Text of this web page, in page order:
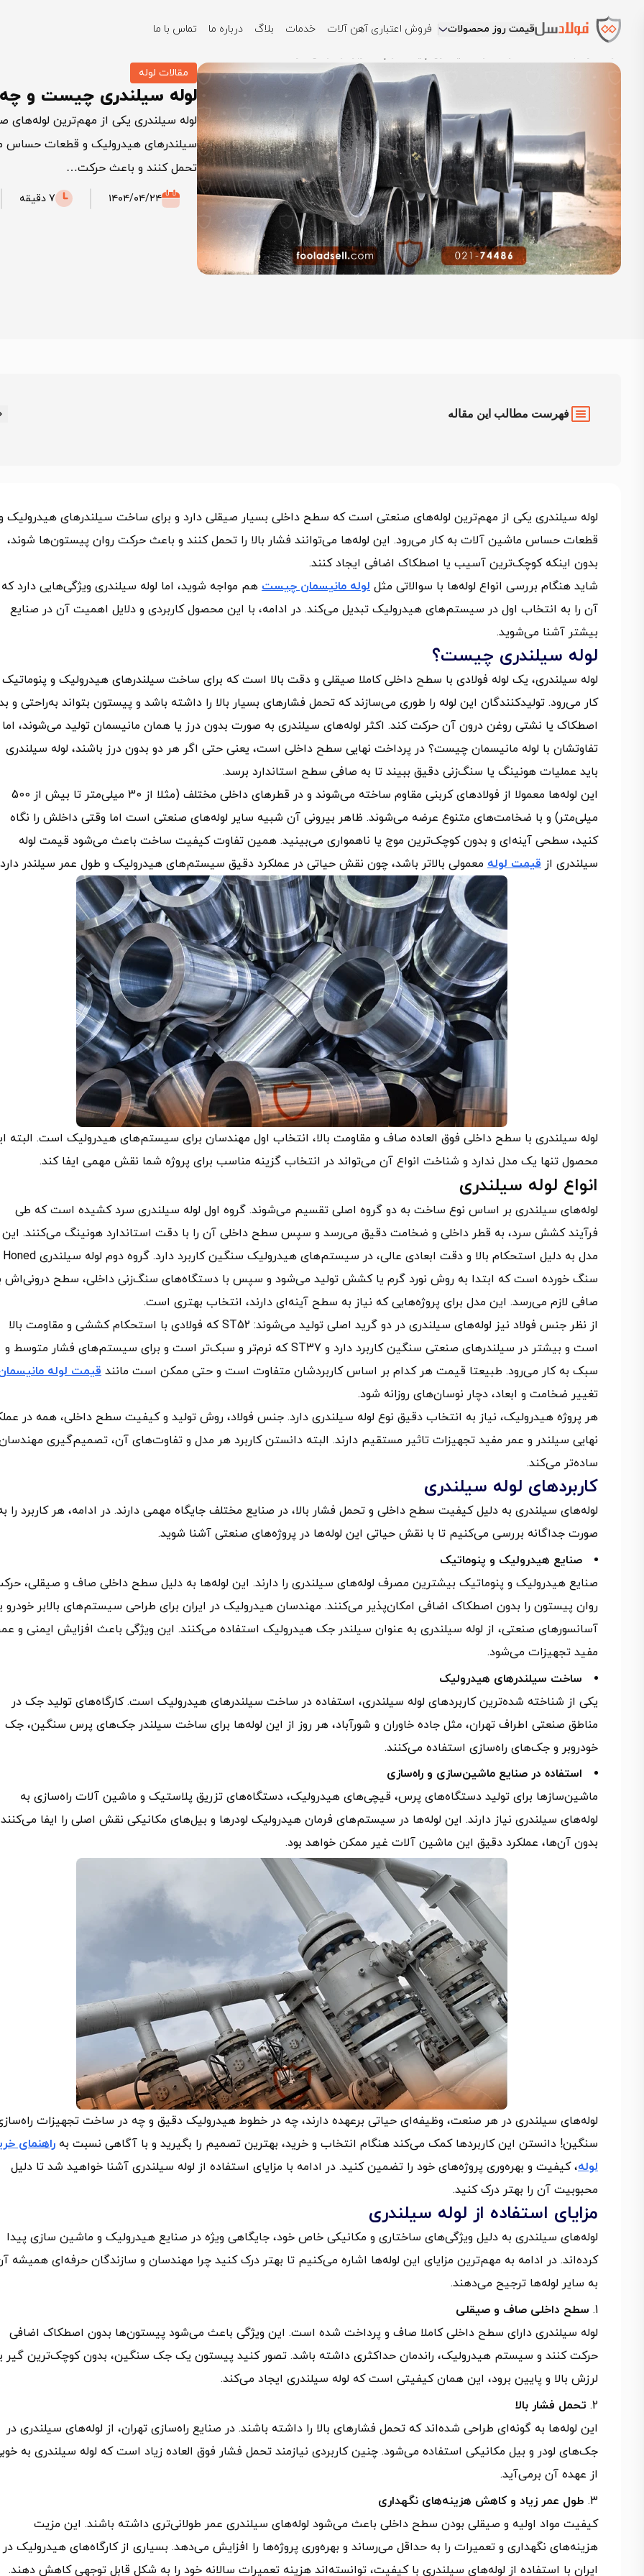
قیمت روز محصولات فروش اعتباری آهن آلات خدمات بلاگ درباره ما
تماس با ما
مقالات لوله
لوله سیلندری چیست و چه
لوله سیلندری یکی از مهم‌ترین
سیلندرهای هیدرولیک و قطعات حساس
تحمل کنند و باعث حرکت…
۱۴۰۴/۰۴/۲۴ 7 دقیقه
فهرست مطالب این مقاله
لوله سیلندری یکی از مهم‌ترین لوله‌های صنعتی است که سطح داخلی بسیار صیقلی دارد و برای ساخت سیلندرهای هیدرولیک
قطعات حساس ماشین‌ آلات به کار می‌رود. این لوله‌ها می‌توانند فشار بالا را تحمل کنند و باعث حرکت روان پیستون‌ها شوند،
بدون اینکه کوچک‌ترین آسیب یا اصطکاک اضافی ایجاد کنند.
شاید هنگام بررسی انواع لوله‌ها با سوالاتی مثل لوله مانیسمان چیست هم مواجه شوید، اما لوله سیلندری ویژگی‌هایی دارد که
آن را به انتخاب اول در سیستم‌های هیدرولیک تبدیل می‌کند. در ادامه، با این محصول کاربردی و دلایل اهمیت آن در صنایع
بیشتر آشنا می‌شوید.
لوله سیلندری چیست؟
لوله سیلندری، یک لوله فولادی با سطح داخلی کاملا صیقلی و دقت بالا است که برای ساخت سیلندرهای هیدرولیک و پنوماتیک
کار می‌رود. تولیدکنندگان این لوله را طوری می‌سازند که تحمل فشارهای بسیار بالا را داشته باشد و پیستون بتواند به‌راحتی و
اصطکاک یا نشتی روغن درون آن حرکت کند. اکثر لوله‌های سیلندری به‌ صورت بدون درز یا همان مانیسمان تولید می‌شوند، اما
تفاوتشان با لوله مانیسمان چیست؟ در پرداخت نهایی سطح داخلی است، یعنی حتی اگر هر دو بدون درز باشند، لوله سیلندری
باید عملیات هونینگ یا سنگ‌زنی دقیق ببیند تا به صافی سطح استاندارد برسد.
این لوله‌ها معمولا از فولادهای کربنی مقاوم ساخته می‌شوند و در قطرهای داخلی مختلف (مثلا از 30 میلی‌متر تا بیش از 500
میلی‌متر) و با ضخامت‌های متنوع عرضه می‌شوند. ظاهر بیرونی آن شبیه سایر لوله‌های صنعتی است اما وقتی داخلش را نگاه
کنید، سطحی آینه‌ای و بدون کوچک‌ترین موج یا ناهمواری می‌بینید. همین تفاوت کیفیت ساخت باعث می‌شود قیمت لوله
سیلندری از قیمت لوله معمولی بالاتر باشد، چون نقش حیاتی در عملکرد دقیق سیستم‌های هیدرولیک و طول عمر سیلندر
لوله سیلندری با سطح داخلی فوق‌ العاده صاف و مقاومت بالا، انتخاب اول مهندسان برای سیستم‌های هیدرولیک است. البته
محصول تنها یک مدل ندارد و شناخت انواع آن می‌تواند در انتخاب گزینه مناسب برای پروژه شما نقش مهمی ایفا کند.
انواع لوله سیلندری
لوله‌های سیلندری بر اساس نوع ساخت به دو گروه اصلی تقسیم می‌شوند. گروه اول لوله سیلندری سرد کشیده است که طی
فرآیند کشش سرد، به قطر داخلی و ضخامت دقیق می‌رسد و سپس سطح داخلی آن را با دقت استاندارد هونینگ می‌کنند. این
سنگ‌ خورده است که ابتدا به روش نورد گرم یا کشش تولید می‌شود و سپس با دستگاه‌های سنگ‌زنی داخلی، سطح درونی‌اش
صافی لازم می‌رسد. این مدل برای پروژه‌هایی که نیاز به سطح آینه‌ای دارند، انتخاب بهتری است.
از نظر جنس فولاد نیز لوله‌های سیلندری در دو گرید اصلی تولید می‌شوند: ST52 که فولادی با استحکام کششی و مقاومت بالا
است و بیشتر در سیلندرهای صنعتی سنگین کاربرد دارد و ST37 که نرم‌تر و سبک‌تر است و برای سیستم‌های فشار متوسط و
سبک به‌ کار می‌رود. طبیعتا قیمت هر کدام بر اساس کاربردشان متفاوت است و حتی ممکن است مانند قیمت لوله
تغییر ضخامت و ابعاد، دچار نوسان‌های روزانه شود.
هر پروژه هیدرولیک، نیاز به انتخاب دقیق نوع لوله سیلندری دارد. جنس فولاد، روش تولید و کیفیت سطح داخلی، همه در
نهایی سیلندر و عمر مفید تجهیزات تاثیر مستقیم دارند. البته دانستن کاربرد هر مدل و تفاوت‌های آن، تصمیم‌گیری مهندسان
ساده‌تر می‌کند.
کاربردهای لوله سیلندری
لوله‌های سیلندری به‌ دلیل کیفیت سطح داخلی و تحمل فشار بالا، در صنایع مختلف جایگاه مهمی دارند. در ادامه، هر کاربرد را
صورت جداگانه بررسی می‌کنیم تا با نقش حیاتی این لوله‌ها در پروژه‌های صنعتی آشنا شوید.
صنایع هیدرولیک و پنوماتیک
صنایع هیدرولیک و پنوماتیک بیشترین مصرف لوله‌های سیلندری را دارند. این لوله‌ها به‌ دلیل سطح داخلی صاف و صیقلی،
روان پیستون را بدون اصطکاک اضافی امکان‌پذیر می‌کنند. مهندسان هیدرولیک در ایران برای طراحی سیستم‌های بالابر خودرو
آسانسورهای صنعتی، از لوله سیلندری به‌ عنوان سیلندر جک هیدرولیک استفاده می‌کنند. این ویژگی باعث افزایش ایمنی و
مفید تجهیزات می‌شود.
ساخت سیلندرهای هیدرولیک
یکی از شناخته‌ شده‌ترین کاربردهای لوله سیلندری، استفاده در ساخت سیلندرهای هیدرولیک است. کارگاه‌های تولید جک در
مناطق صنعتی اطراف تهران، مثل جاده خاوران و شورآباد، هر روز از این لوله‌ها برای ساخت سیلندر جک‌های پرس سنگین، جک
خودروبر و جک‌های راه‌سازی استفاده می‌کنند.
استفاده در صنایع ماشین‌سازی و راه‌سازی
ماشین‌سازها برای تولید دستگاه‌های پرس، قیچی‌های هیدرولیک، دستگاه‌های تزریق پلاستیک و ماشین‌ آلات راه‌سازی به
لوله‌های سیلندری نیاز دارند. این لوله‌ها در سیستم‌های فرمان هیدرولیک لودرها و بیل‌های مکانیکی نقش اصلی را ایفا
بدون آن‌ها، عملکرد دقیق این ماشین‌ آلات غیر ممکن خواهد بود.
لوله‌های سیلندری در هر صنعت، وظیفه‌ای حیاتی برعهده دارند، چه در خطوط هیدرولیک دقیق و چه در ساخت تجهیزات
سنگین! دانستن این کاربردها کمک می‌کند هنگام انتخاب و خرید، بهترین تصمیم را بگیرید و با آگاهی نسبت به راهنمای
لوله، کیفیت و بهره‌وری پروژه‌های خود را تضمین کنید. در ادامه با مزایای استفاده از لوله سیلندری آشنا خواهید شد تا دلیل
محبوبیت آن را بهتر درک کنید.
مزایای استفاده از لوله سیلندری
لوله‌های سیلندری به‌ دلیل ویژگی‌های ساختاری و مکانیکی خاص خود، جایگاهی ویژه در صنایع هیدرولیک و ماشین‌ سازی پیدا
کرده‌اند. در ادامه به مهم‌ترین مزایای این لوله‌ها اشاره می‌کنیم تا بهتر درک کنید چرا مهندسان و سازندگان حرفه‌ای همیشه
به سایر لوله‌ها ترجیح می‌دهند.
سطح داخلی صاف و صیقلی
لوله سیلندری دارای سطح داخلی کاملا صاف و پرداخت‌ شده است. این ویژگی باعث می‌شود پیستون‌ها بدون اصطکاک اضافی
حرکت کنند و سیستم هیدرولیک، راندمان حداکثری داشته باشد. تصور کنید پیستون یک جک سنگین، بدون کوچک‌ترین گیر
لرزش بالا و پایین برود، این همان کیفیتی است که لوله سیلندری ایجاد می‌کند.
تحمل فشار بالا
این لوله‌ها به‌ گونه‌ای طراحی شده‌اند که تحمل فشارهای بالا را داشته باشند. در صنایع راه‌سازی تهران، از لوله‌های سیلندری در
جک‌های لودر و بیل مکانیکی استفاده می‌شود. چنین کاربردی نیازمند تحمل فشار فوق‌ العاده زیاد است که لوله سیلندری به‌
از عهده آن برمی‌آید.
طول عمر زیاد و کاهش هزینه‌های نگهداری
کیفیت مواد اولیه و صیقلی بودن سطح داخلی باعث می‌شود لوله‌های سیلندری عمر طولانی‌تری داشته باشند. این مزیت
هزینه‌های نگهداری و تعمیرات را به حداقل می‌رساند و بهره‌وری پروژه‌ها را افزایش می‌دهد. بسیاری از کارگاه‌های هیدرولیک در
ایران با استفاده از لوله‌های سیلندری با کیفیت، توانسته‌اند هزینه تعمیرات سالانه خود را به‌ شکل قابل‌ توجهی کاهش دهند.